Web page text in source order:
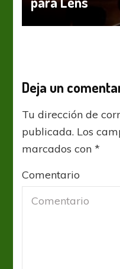
Deja un
Tu dirección de
publicada. Los
marcados con*
Comentario